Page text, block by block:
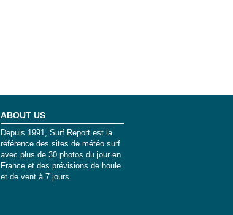
ABOUT US
Depuis 1991, Surf Report est la
référence des sites de météo surf
avec plus de 30 photos du jour en
France et des prévisions de houle
et de vent à 7 jours.